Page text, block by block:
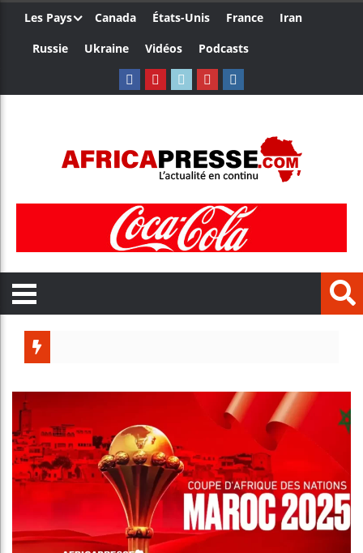
Les Pays Canada États-Unis France
Iran
Russie
Ukraine Vidéos Podcasts
Aliko